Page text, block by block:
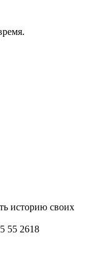
историю своих
55 2618